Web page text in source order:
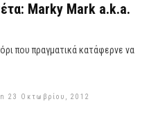
Marky Mark a.k.a.
που πραγματικά κατάφερνε να
23 Οκτωβρίου, 2012